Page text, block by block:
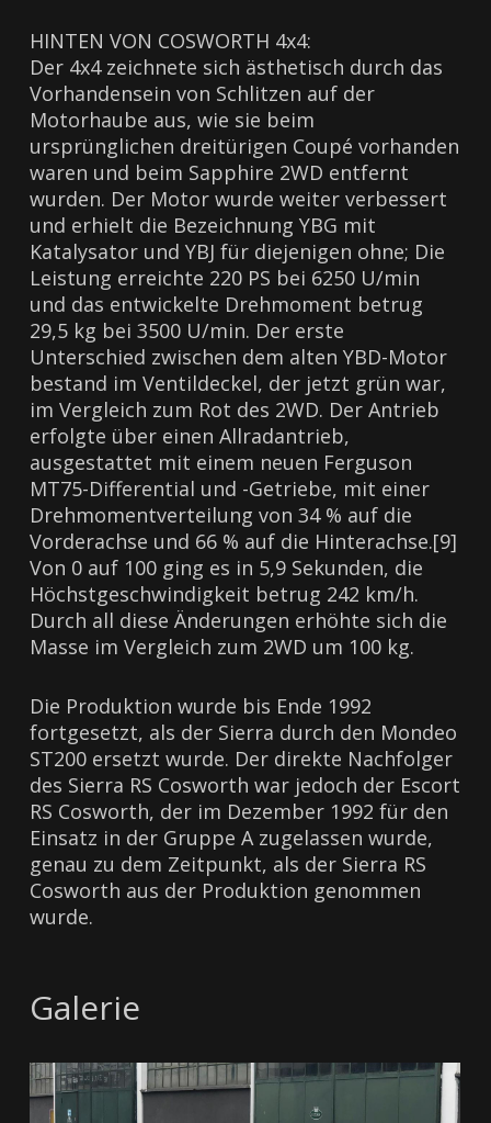
HINTEN VON COSWORTH 4x4:
Der 4x4 zeichnete sich ästhetisch durch das
Vorhandensein von Schlitzen auf der
Motorhaube aus, wie sie beim
ursprünglichen dreitürigen Coupé vorhanden
waren und beim Sapphire 2WD entfernt
wurden. Der Motor wurde weiter verbessert
und erhielt die Bezeichnung YBG mit
Katalysator und YBJ für diejenigen ohne; Die
Leistung erreichte 220 PS bei 6250 U/min
und das entwickelte Drehmoment betrug
29,5 kg bei 3500 U/min. Der erste
Unterschied zwischen dem alten YBD-Motor
bestand im Ventildeckel, der jetzt grün war,
im Vergleich zum Rot des 2WD. Der Antrieb
erfolgte über einen Allradantrieb,
ausgestattet mit einem neuen Ferguson
MT75-Differential und -Getriebe, mit einer
Drehmomentverteilung von 34 % auf die
Vorderachse und 66 % auf die Hinterachse.[9]
Von 0 auf 100 ging es in 5,9 Sekunden, die
Höchstgeschwindigkeit betrug 242 km/h.
Durch all diese Änderungen erhöhte sich die
Masse im Vergleich zum 2WD um 100 kg.
Die Produktion wurde bis Ende 1992
fortgesetzt, als der Sierra durch den Mondeo
ST200 ersetzt wurde. Der direkte Nachfolger
des Sierra RS Cosworth war jedoch der Escort
RS Cosworth, der im Dezember 1992 für den
Einsatz in der Gruppe A zugelassen wurde,
genau zu dem Zeitpunkt, als der Sierra RS
Cosworth aus der Produktion genommen
wurde.
Galerie